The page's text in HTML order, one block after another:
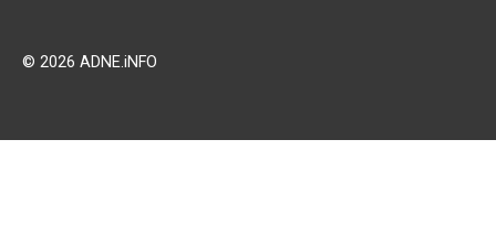
© 2026 ADNE.iNFO